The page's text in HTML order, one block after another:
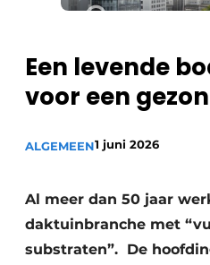
Evenement
Meest gelezen
Nieuwsbrief
Privacy / Cookie
Vacatures
Video’s
Beton & Staalbouw
Een levende
voor een
ALGEMEEN1 juni 2026
Al meer dan 50 jaar
daktuinbranche met
substraten”. De